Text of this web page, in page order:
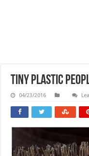
Tiny Plastic
04/23/2016